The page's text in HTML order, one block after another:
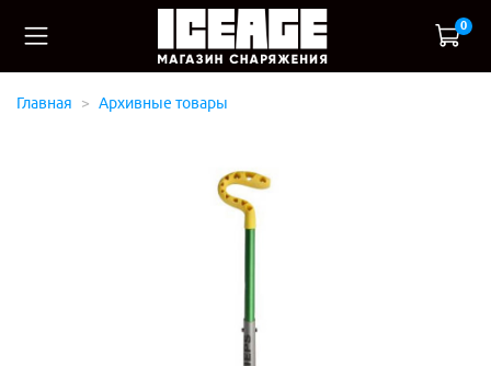
0
Главная Архивные товары